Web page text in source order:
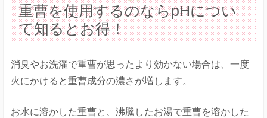
重曹を使用するのならpHについ
て知るとお得！
消臭やお洗濯で重曹が思ったより効かない場合は、一度
火にかけると重曹成分の濃さが増します。
お水に溶かした重曹と、沸騰したお湯で重曹を溶かした